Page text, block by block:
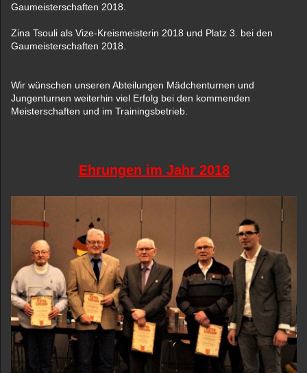
Gaumeisterschaften 2018.
Zina Tsouli als Vize-Kreismeisterin 2018 und Platz 3. bei den
Gaumeisterschaften 2018.
Wir wünschen unseren Abteilungen Mädchenturnen und
Jungenturnen weiterhin viel Erfolg bei den kommenden
Meisterschaften und im Trainingsbetrieb.
Ehrungen im Jahr 2018